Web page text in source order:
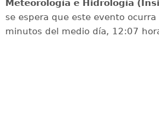
Meteorología e Hidrología
se espera que este evento
minutos del medio día, 12:07